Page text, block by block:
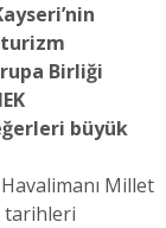
Birliği
büyük
Millet
tarihleri